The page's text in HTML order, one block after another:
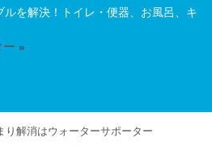
を解決！トイレ・便器、お風呂、キ
ー »